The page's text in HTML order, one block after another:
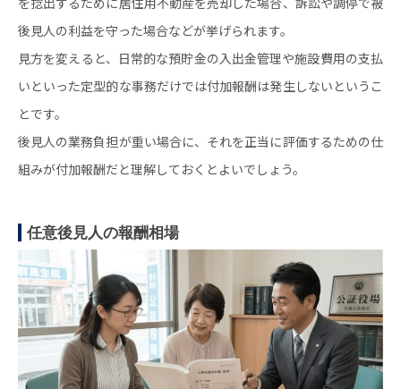
後見人の利益を守った場合などが挙げられます。
見方を変えると、日常的な預貯金の入出金管理や施設費用の支払
いといった定型的な事務だけでは付加報酬は発生しないというこ
とです。
後見人の業務負担が重い場合に、それを正当に評価するための仕
組みが付加報酬だと理解しておくとよいでしょう。
任意後見人の報酬相場